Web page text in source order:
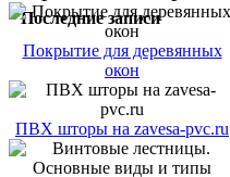
Последние записи
Покрытие для деревянных
окон
ПВХ шторы на zavesa-pvc.ru